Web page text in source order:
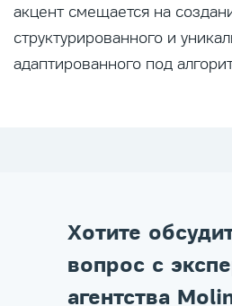
акцент смещается на
структурированного и
адаптированного под
Хотите
вопрос с
агентства